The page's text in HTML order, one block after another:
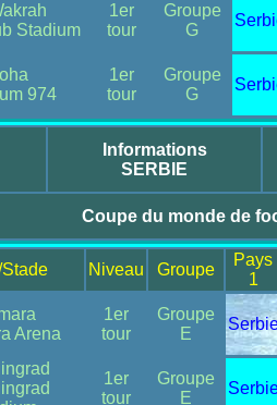
Stadium
1er
tour
Groupe
G
974
1er
tour
Groupe
G
Informations
SERBIE
Coupe du monde de
Niveau Groupe
Pays
1
Arena
1er
tour
Groupe
E
1er
tour
Groupe
E